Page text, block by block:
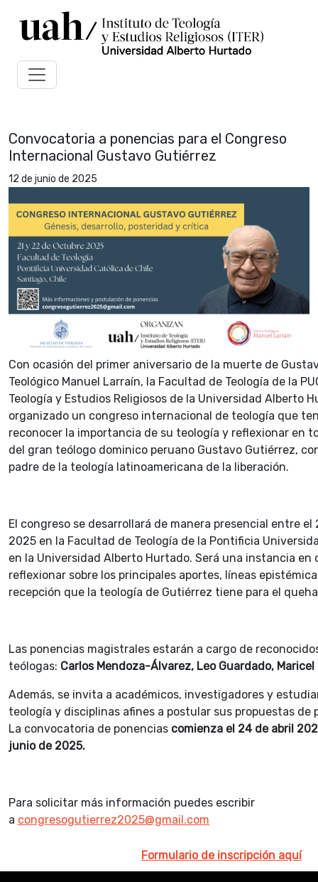
Convocatoria a ponencias para el Congreso
Internacional Gustavo Gutiérrez
12 de junio de 2025
Con ocasión del primer aniversario de la muerte de
Teológico Manuel Larraín, la Facultad de Teología de la
Teología y Estudios Religiosos de la Universidad Alberto
organizado un congreso internacional de teología que
reconocer la importancia de su teología y reflexionar en
del gran teólogo dominico peruano Gustavo Gutiérrez,
padre de la teología latinoamericana de la liberación.
El congreso se desarrollará de manera presencial entre el
2025 en la Facultad de Teología de la Pontificia
en la Universidad Alberto Hurtado. Será una instancia en
reflexionar sobre los principales aportes, líneas
recepción que la teología de Gutiérrez tiene para el
Las ponencias magistrales estarán a cargo de
teólogas: Carlos Mendoza-Álvarez, Leo Guardado, Maricel
Además, se invita a académicos, investigadores y
teología y disciplinas afines a postular sus propuestas de
La convocatoria de ponencias comienza el 24 de abril
junio de 2025.
Para solicitar más información puedes escribir
a congresogutierrez2025@gmail.com
Formulario de inscripción aquí